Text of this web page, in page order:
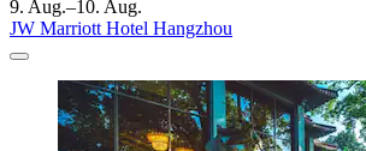
9. Aug.–10. Aug.
JW Marriott Hotel Hangzhou